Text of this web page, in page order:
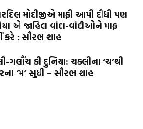
મોદીજીએ માફી આપી દીધી પણ
એ જાહિલ વાંદા-વાંદીઓને માફ
કરે : સૌરભ શાહ
ગલૌંચ કી દુનિયા: ચકલીના ‘ચ’થી
‘મ’ સુધી – સૌરભ શાહ